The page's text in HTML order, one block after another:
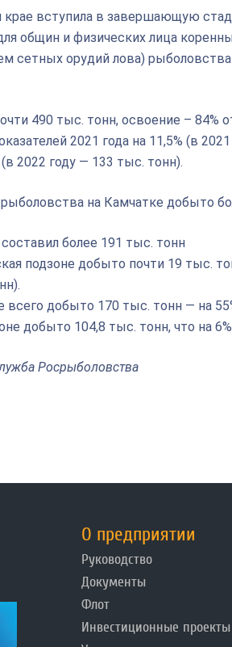
вступила в завершающую
общин и физических лица
сетных орудий лова)
490 тыс. тонн, освоение –
2021 года на 11,5% (в
2022 году — 133 тыс. тонн).
на Камчатке добыто
более 191 тыс. тонн
подзоне добыто почти 19 тыс.
всего добыто 170 тыс. тонн — на
добыто 104,8 тыс. тонн, что на
Росрыболовства
О предприятии
Руководство
Документы
Флот
Инвестиционные проекты